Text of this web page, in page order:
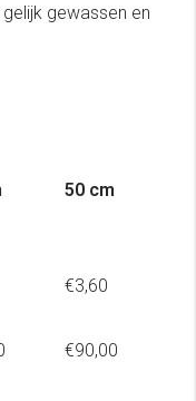
gewassen en
50 cm
€3,60
€90,00